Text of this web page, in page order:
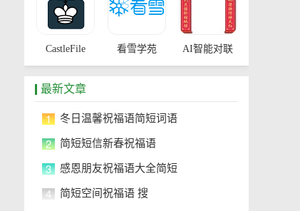
CastleFile 看雪学苑 AI智能对联
最新文章
1 冬日温馨祝福语简短词语
2 简短短信新春祝福语
3 感恩朋友祝福语大全简短
4 简短空间祝福语 搜